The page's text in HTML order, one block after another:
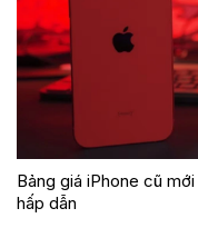
Bảng giá iPhone cũ
hấp dẫn